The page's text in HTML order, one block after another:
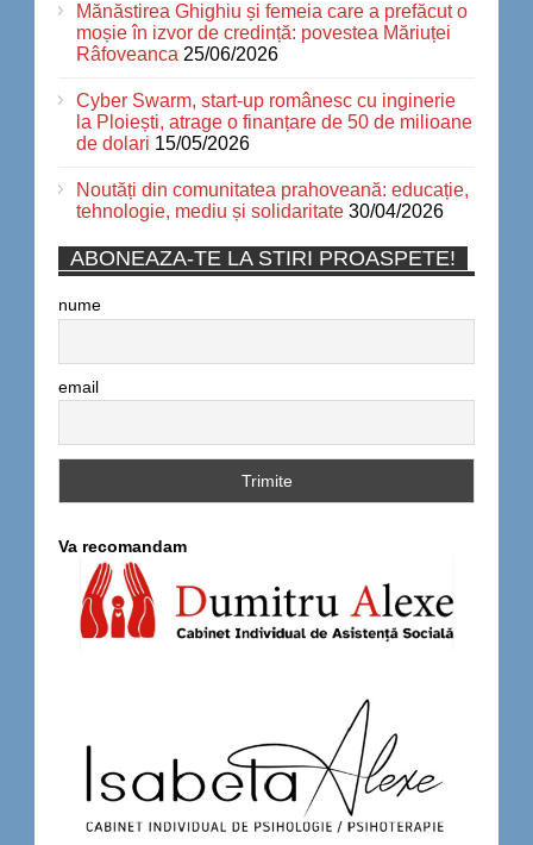
Mănăstirea Ghighiu și femeia care a prefăcut o
moșie în izvor de credință: povestea Măriuței
Râfoveanca 25/06/2026
Cyber Swarm, start-up românesc cu inginerie
la Ploiești, atrage o finanțare de 50 de milioane
de dolari 15/05/2026
Noutăți din comunitatea prahoveană: educație,
tehnologie, mediu și solidaritate 30/04/2026
ABONEAZA-TE LA STIRI PROASPETE!
nume
email
Va recomandam